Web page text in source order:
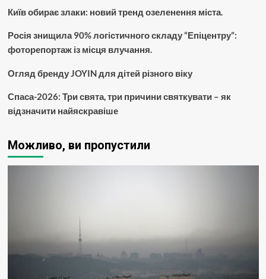
Київ обирає злаки: новий тренд озеленення міста.
Росія знищила 90% логістичного складу “Епіцентру”:
фоторепортаж із місця влучання.
Огляд бренду JOYIN для дітей різного віку
Спаса-2026: Три свята, три причини святкувати – як
відзначити найяскравіше
Можливо, ви пропустили